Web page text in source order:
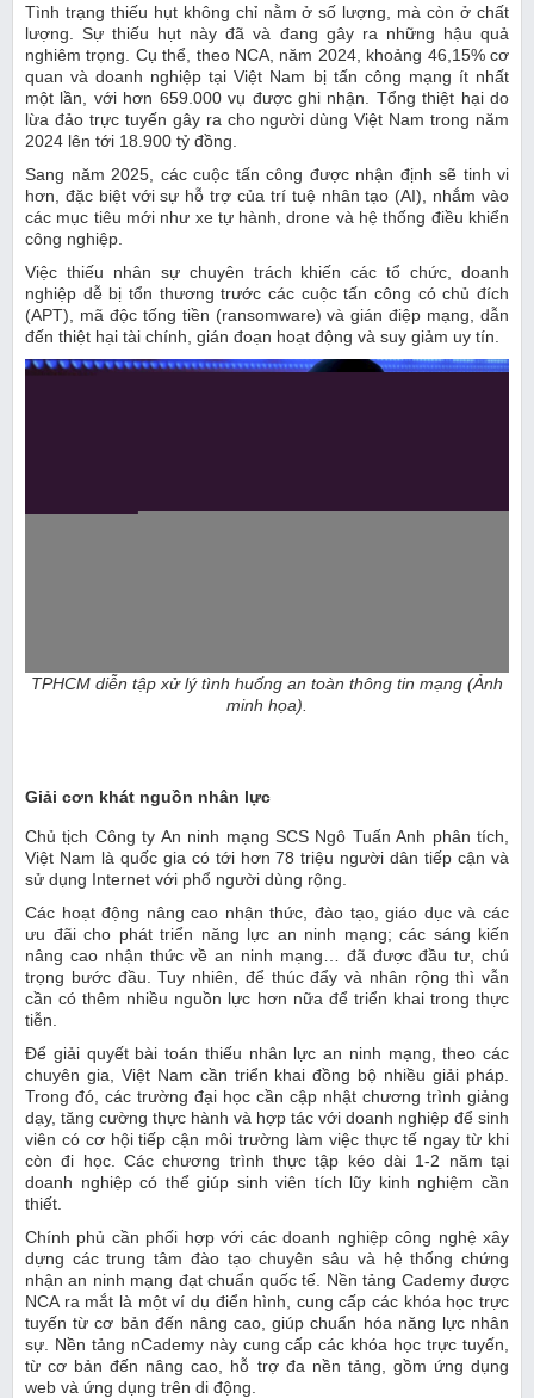
Tình trạng thiếu hụt không chỉ nằm ở số lượng, mà còn ở chất
lượng. Sự thiếu hụt này đã và đang gây ra những hậu quả
nghiêm trọng. Cụ thể, theo NCA, năm 2024, khoảng 46,15% cơ
quan và doanh nghiệp tại Việt Nam bị tấn công mạng ít nhất
một lần, với hơn 659.000 vụ được ghi nhận. Tổng thiệt hại do
lừa đảo trực tuyến gây ra cho người dùng Việt Nam trong năm
2024 lên tới 18.900 tỷ đồng.
Sang năm 2025, các cuộc tấn công được nhận định sẽ tinh vi
hơn, đặc biệt với sự hỗ trợ của trí tuệ nhân tạo (AI), nhắm vào
các mục tiêu mới như xe tự hành, drone và hệ thống điều khiển
công nghiệp.
Việc thiếu nhân sự chuyên trách khiến các tổ chức, doanh
nghiệp dễ bị tổn thương trước các cuộc tấn công có chủ đích
(APT), mã độc tống tiền (ransomware) và gián điệp mạng, dẫn
đến thiệt hại tài chính, gián đoạn hoạt động và suy giảm uy tín.
TPHCM diễn tập xử lý tình huống an toàn thông tin mạng (Ảnh
minh họa).
Giải cơn khát nguồn nhân lực
Chủ tịch Công ty An ninh mạng SCS Ngô Tuấn Anh phân tích,
Việt Nam là quốc gia có tới hơn 78 triệu người dân tiếp cận và
sử dụng Internet với phổ người dùng rộng.
Các hoạt động nâng cao nhận thức, đào tạo, giáo dục và các
ưu đãi cho phát triển năng lực an ninh mạng; các sáng kiến
nâng cao nhận thức về an ninh mạng… đã được đầu tư, chú
trọng bước đầu. Tuy nhiên, để thúc đẩy và nhân rộng thì vẫn
cần có thêm nhiều nguồn lực hơn nữa để triển khai trong thực
tiễn.
Để giải quyết bài toán thiếu nhân lực an ninh mạng, theo các
chuyên gia, Việt Nam cần triển khai đồng bộ nhiều giải pháp.
Trong đó, các trường đại học cần cập nhật chương trình giảng
dạy, tăng cường thực hành và hợp tác với doanh nghiệp để sinh
viên có cơ hội tiếp cận môi trường làm việc thực tế ngay từ khi
còn đi học. Các chương trình thực tập kéo dài 1-2 năm tại
doanh nghiệp có thể giúp sinh viên tích lũy kinh nghiệm cần
thiết.
Chính phủ cần phối hợp với các doanh nghiệp công nghệ xây
dựng các trung tâm đào tạo chuyên sâu và hệ thống chứng
nhận an ninh mạng đạt chuẩn quốc tế. Nền tảng Cademy được
NCA ra mắt là một ví dụ điển hình, cung cấp các khóa học trực
tuyến từ cơ bản đến nâng cao, giúp chuẩn hóa năng lực nhân
sự. Nền tảng nCademy này cung cấp các khóa học trực tuyến,
từ cơ bản đến nâng cao, hỗ trợ đa nền tảng, gồm ứng dụng
web và ứng dụng trên di động.